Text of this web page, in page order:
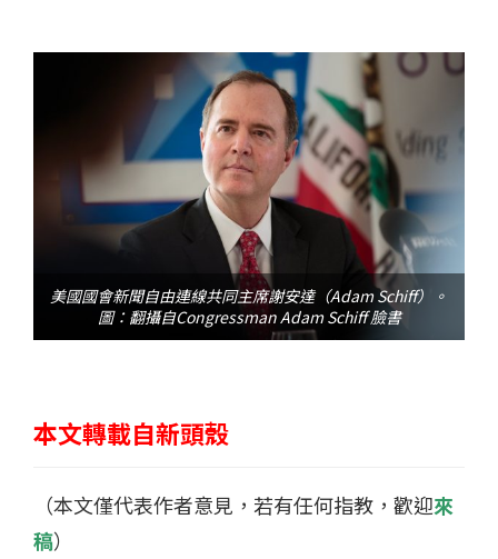
美國國會新聞自由連線共同主席謝安達（Adam Schiff）。
圖：翻攝自Congressman Adam Schiff 臉書
本文轉載自新頭殼
（本文僅代表作者意見，若有任何指教，歡迎來
稿）